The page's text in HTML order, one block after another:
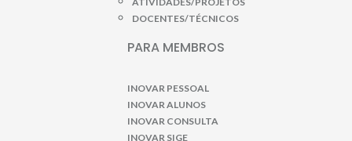
DOCENTES/TÉCNICOS
PARA MEMBROS
INOVAR PESSOAL
INOVAR ALUNOS
INOVAR CONSULTA
INOVAR SIGE